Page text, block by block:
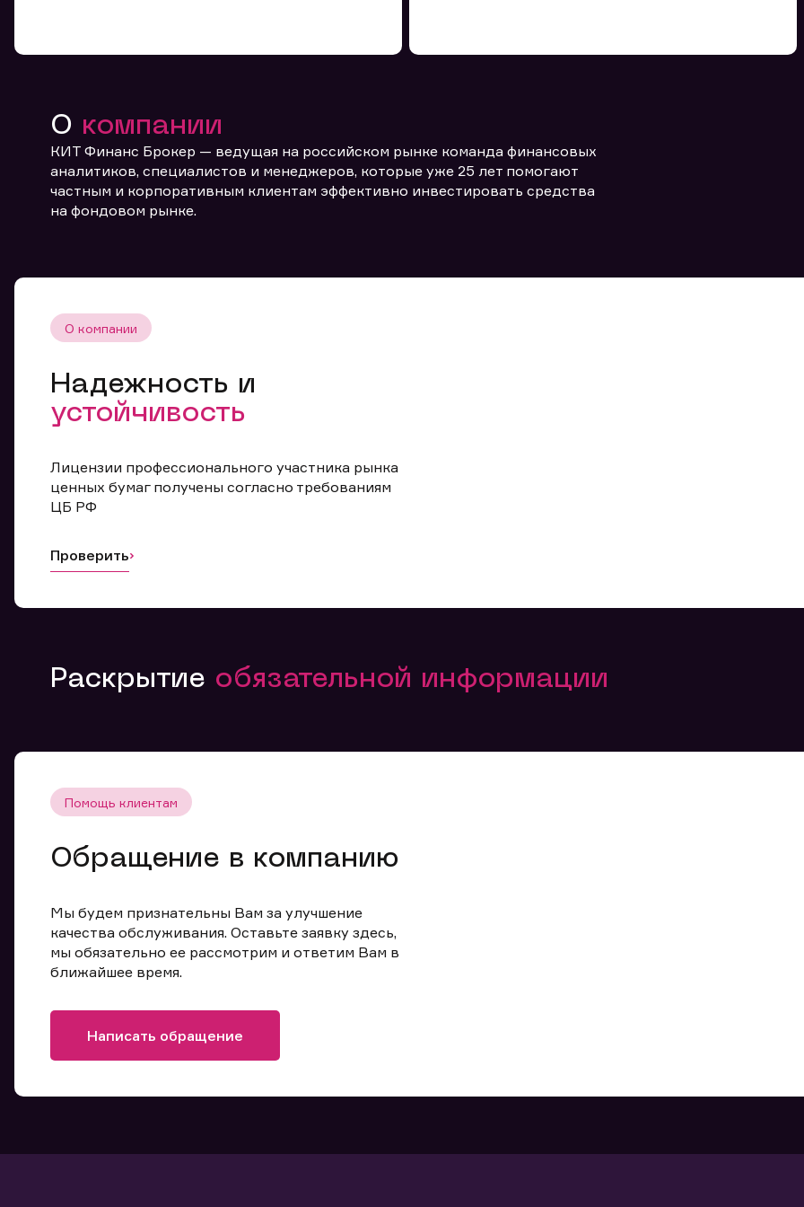
О компании
КИТ Финанс Брокер — ведущая на российском рынке команда финансовых
аналитиков, специалистов и менеджеров, которые уже 25 лет помогают
частным и корпоративным клиентам эффективно инвестировать средства
на фондовом рынке.
О компании
Надежность и
устойчивость
Лицензии профессионального участника рынка
ценных бумаг получены согласно требованиям
ЦБ РФ
Проверить
Раскрытие обязательной информации
Помощь клиентам
Обращение в компанию
Мы будем признательны Вам за улучшение
качества обслуживания. Оставьте заявку здесь,
мы обязательно ее рассмотрим и ответим Вам в
ближайшее время.
Написать обращение
Отправить заявку